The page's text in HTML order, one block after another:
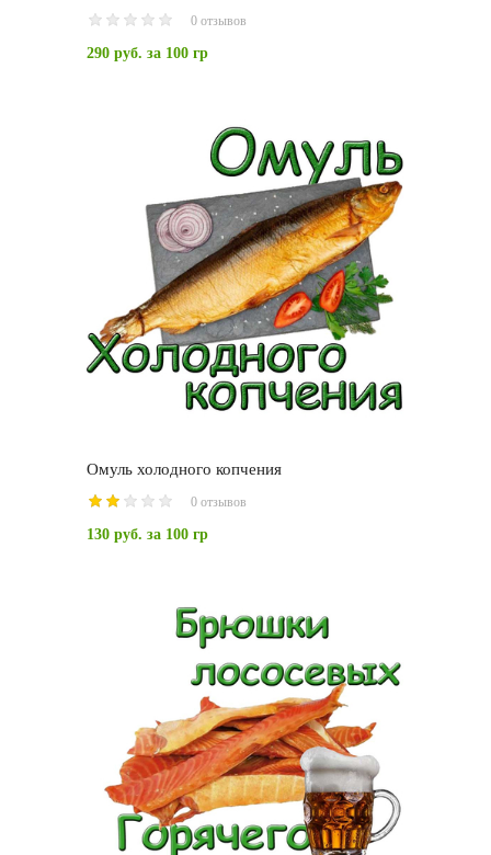
0 отзывов
290 руб. за 100 гр
Омуль холодного копчения
0 отзывов
130 руб. за 100 гр